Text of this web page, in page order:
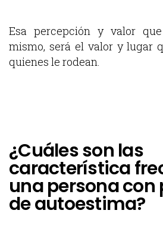
Esa percepción y valor
mismo, será el valor y lugar
quienes le rodean.
¿Cuáles son las
característica
una persona
de autoestima?